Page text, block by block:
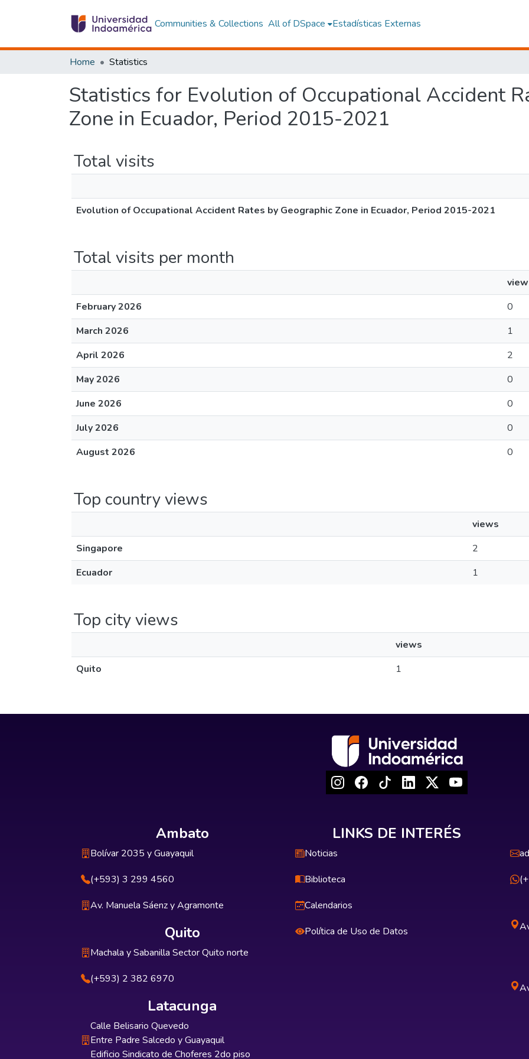
Communities & Collections All of DSpace Estadísticas Externas
Home Statistics
Statistics for Evolution of Occupational Accident
Zone in Ecuador, Period 2015-2021
Total visits
Evolution of Occupational Accident Rates by Geographic Zone in Ecuador, Period 2015-2021
Total visits per month
February 2026
0
March 2026
1
April 2026
2
May 2026
0
June 2026
0
July 2026
0
August 2026
0
Top country views
views
Singapore
2
Ecuador
1
Top city views
views
Quito
1
Ambato
Bolívar 2035 y Guayaquil
(+593) 3 299 4560
Av. Manuela Sáenz y Agramonte
Quito
Machala y Sabanilla Sector Quito norte
(+593) 2 382 6970
Latacunga
Calle Belisario Quevedo
Entre Padre Salcedo y Guayaquil
Edificio Sindicato de Choferes 2do piso
LINKS DE INTERÉS
Noticias
Biblioteca
Calendarios
Política de Uso de Datos